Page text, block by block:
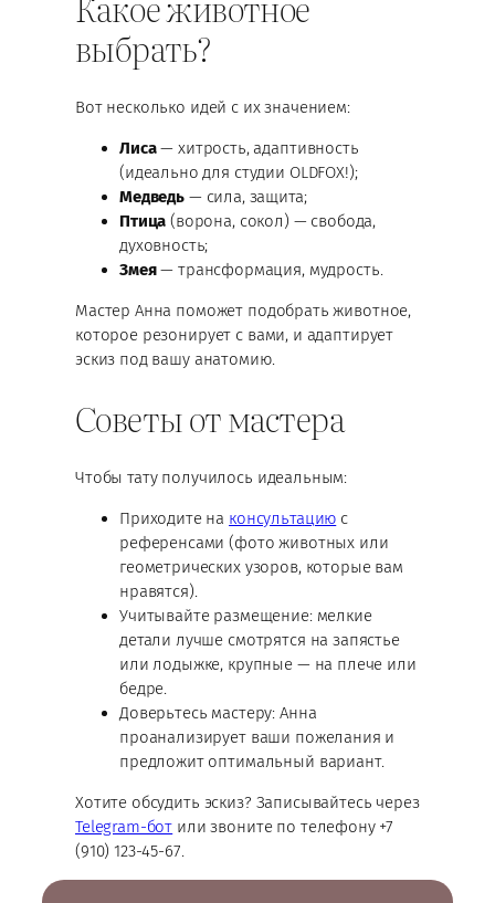
выбрать?
Вот несколько идей с их значением:
Лиса— хитрость, адаптивность
(идеально для студии OLDFOX!);
Медведь— сила, защита;
Птица (ворона, сокол) — свобода,
духовность;
Змея— трансформация, мудрость.
Мастер Анна поможет подобрать животное,
которое резонирует с вами, и адаптирует
эскиз под вашу анатомию.
Советы от мастера
Чтобы тату получилось идеальным:
Приходите на консультацию с
референсами (фото животных или
геометрических узоров, которые вам
нравятся).
Учитывайте размещение: мелкие
детали лучше смотрятся на запястье
или лодыжке, крупные — на плече или
бедре.
Доверьтесь мастеру: Анна
проанализирует ваши пожелания и
предложит оптимальный вариант.
Хотите обсудить эскиз? Записывайтесь через
Telegram-бот или звоните по телефону +7
(910) 123-45-67.